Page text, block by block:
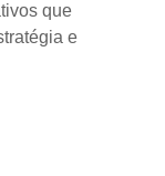
que
e